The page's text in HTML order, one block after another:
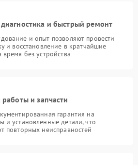
диагностика и быстрый ремонт
и опыт позволяют провести
и восстановление в кратчайшие
без устройства
работы и запчасти
гарантия на
и установленные детали, что
повторных неисправностей